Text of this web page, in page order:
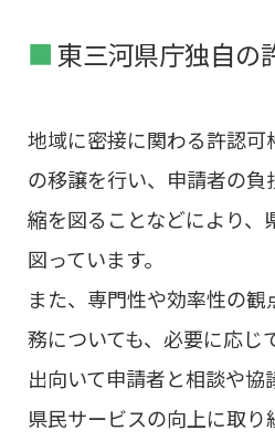
東三河県庁独自の
地域に密接に関わる許認
の移譲を行い、申請者の
縮を図ることなどにより、
図っています。
また、専門性や効率性の
務についても、必要に応じ
出向いて申請者と相談や協
県民サービスの向上に取り